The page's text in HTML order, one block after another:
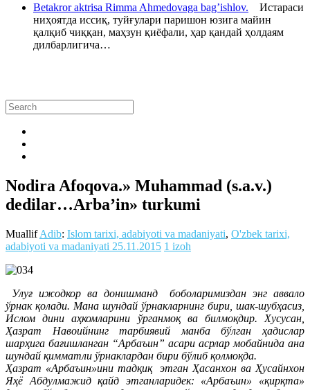
Betakror aktrisa Rimma Ahmedovaga bag’ishlov. Истараси
ниҳоятда иссиқ, туйғулари паришон юзига майин
қалқиб чиққан, маҳзун қиёфали, ҳар қандай ҳолдаям
дилбарлигича…
Nodira Afoqova.» Muhammad (s.a.v.)
dedilar…Arba’in» turkumi
MuallifAdib: Islom tarixi, adabiyoti va madaniyati, O'zbek tarixi,
adabiyoti va madaniyati 25.11.2015 1 izoh
Улуғ ижодкор ва донишманд боболаримиздан энг аввало
ўрнак қолади. Мана шундай ўрнакларнинг бири, шак-шубҳасиз,
Ислом дини аҳкомларини ўрганмоқ ва билмоқдир. Хусусан,
Ҳазрат Навоийнинг тарбиявий манба бўлган ҳадислар
шарҳига бағишланган “Арбаъин” асари асрлар мобайнида ана
шундай қимматли ўрнаклардан бири бўлиб қолмоқда.
Ҳазрат «Арбаъин»ини тадқиқ этган Ҳасанхон ва Ҳусайнхон
Яҳё Абдулмажид қайд этганларидек: «Арбаъин» «қирқта»